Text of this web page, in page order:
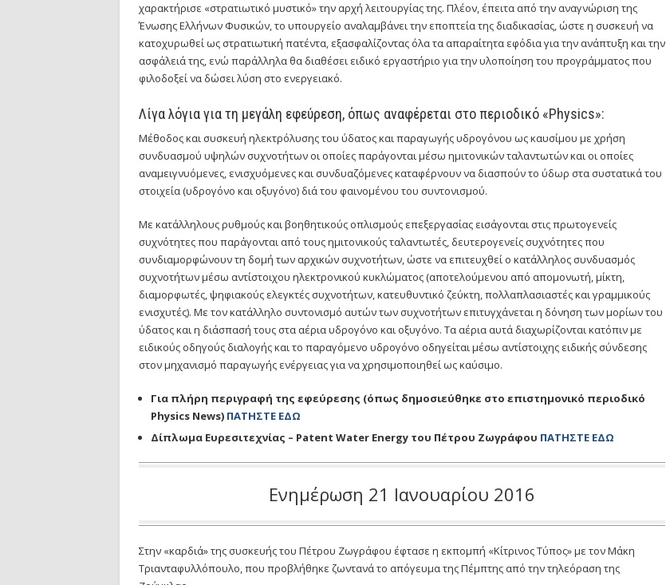
χαρακτήρισε «στρατιωτικό μυστικό» την αρχή λειτουργίας της. Πλέον, έπειτα από την αναγνώριση της
Ένωσης Ελλήνων Φυσικών, το υπουργείο αναλαμβάνει την εποπτεία της διαδικασίας, ώστε η συσκευή να
κατοχυρωθεί ως στρατιωτική πατέντα, εξασφαλίζοντας όλα τα απαραίτητα εφόδια για την ανάπτυξη και την
ασφάλειά της, ενώ παράλληλα θα διαθέσει ειδικό εργαστήριο για την υλοποίηση του προγράμματος που
φιλοδοξεί να δώσει λύση στο ενεργειακό.
Λίγα λόγια για τη μεγάλη εφεύρεση, όπως αναφέρεται στο περιοδικό «Physics»:
Μέθοδος και συσκευή ηλεκτρόλυσης του ύδατος και παραγωγής υδρογόνου ως καυσίμου με χρήση
συνδυασμού υψηλών συχνοτήτων οι οποίες παράγονται μέσω ημιτονικών ταλαντωτών και οι οποίες
αναμειγνυόμενες, ενισχυόμενες και συνδυαζόμενες καταφέρνουν να διασπούν το ύδωρ στα συστατικά του
στοιχεία (υδρογόνο και οξυγόνο) διά του φαινομένου του συντονισμού.
Με κατάλληλους ρυθμούς και βοηθητικούς οπλισμούς επεξεργασίας εισάγονται στις πρωτογενείς
συχνότητες που παράγονται από τους ημιτονικούς ταλαντωτές, δευτερογενείς συχνότητες που
συνδιαμορφώνουν τη δομή των αρχικών συχνοτήτων, ώστε να επιτευχθεί ο κατάλληλος συνδυασμός
συχνοτήτων μέσω αντίστοιχου ηλεκτρονικού κυκλώματος (αποτελούμενου από απομονωτή, μίκτη,
διαμορφωτές, ψηφιακούς ελεγκτές συχνοτήτων, κατευθυντικό ζεύκτη, πολλαπλασιαστές και γραμμικούς
ενισχυτές). Με τον κατάλληλο συντονισμό αυτών των συχνοτήτων επιτυγχάνεται η δόνηση των μορίων του
ύδατος και η διάσπασή τους στα αέρια υδρογόνο και οξυγόνο. Τα αέρια αυτά διαχωρίζονται κατόπιν με
ειδικούς οδηγούς διαλογής και το παραγόμενο υδρογόνο οδηγείται μέσω αντίστοιχης ειδικής σύνδεσης
στον μηχανισμό παραγωγής ενέργειας για να χρησιμοποιηθεί ως καύσιμο.
Για πλήρη περιγραφή της εφεύρεσης (όπως δημοσιεύθηκε στο επιστημονικό περιοδικό
Physics News) ΠΑΤΗΣΤΕ ΕΔΩ
Δίπλωμα Ευρεσιτεχνίας – Patent Water Energy του Πέτρου Ζωγράφου ΠΑΤΗΣΤΕ ΕΔΩ
Ενημέρωση 21 Ιανουαρίου 2016
Στην «καρδιά» της συσκευής του Πέτρου Ζωγράφου έφτασε η εκπομπή «Κίτρινος Τύπος» με τον Μάκη
Τριανταφυλλόπουλο, που προβλήθηκε ζωντανά το απόγευμα της Πέμπτης από την τηλεόραση της